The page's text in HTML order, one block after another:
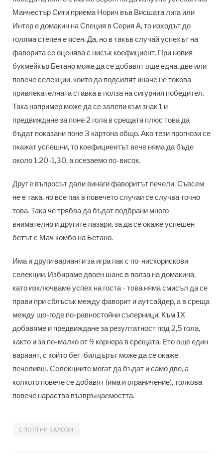
Манчестър Сити приема Норич във Висшата лига или
Интер е домакин на Специя в Серия А, то изходът до
голяма степен е ясен. Да, но в такъв случай успехът на
фаворита се оценява с нисък коефициент. При новия
букмейкър Бетано може да се добавят още една, две или
повече селекции, които да подсилят иначе не токова
привлекателната ставка в полза на сигурния победител.
Така например може да се залепи към знак 1 и
предвиждане за поне 2 гола в срещата плюс това да
бъдат показани поне 3 картона общо. Ако тези прогнози се
окажат успешни, то коефициентът вече няма да бъде
около 1,20-1,30, а осезаемо по-висок.
Друг е въпросът дали винаги фаворитът печели. Съвсем
не е така, но все пак в повечето случаи се случва точно
това. Така че трябва да бъдат подбрани много
внимателно и другите пазари, за да се окаже успешен
бетът с Мач комбо на Бетано.
Има и други варианти за игра пак с по-нискорискови
селекции. Избираме двоен шанс в полза на домакина,
като изключваме успех на госта - това няма смисъл да се
прави при сблъсък между фаворит и аутсайдер, а в среща
между що-годе по-равностойни съперници. Към 1Х
добавяме и предвиждане за резултатност под 2,5 гола,
както и за по-малко от 9 корнера в срещата. Ето още един
вариант, с който бет-билдърът може да се окаже
печеливш. Селекциите могат да бъдат и само две, а
колкото повече се добавят (има и ограничение), толкова
повече нараства възвръщаемостта.
СПОРТНИ ЗАЛОЗИ